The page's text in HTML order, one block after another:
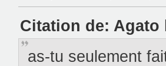
Citation de: Agato
as-tu seulement